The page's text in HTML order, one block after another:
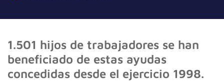
1.501 hijos de trabajadores se han
beneficiado de estas ayudas
concedidas desde el ejercicio 1998.